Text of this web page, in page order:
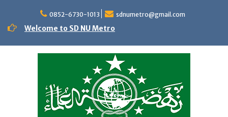
content
0852-6730-1013 sdnumetro@gmail.com
Welcome to SD NU Metro